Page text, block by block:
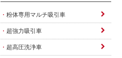
粉体専用マルチ吸引車
超強力吸引車
超高圧洗浄車